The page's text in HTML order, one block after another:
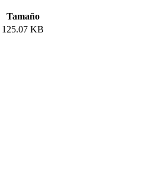
Tamaño
125.07 KB